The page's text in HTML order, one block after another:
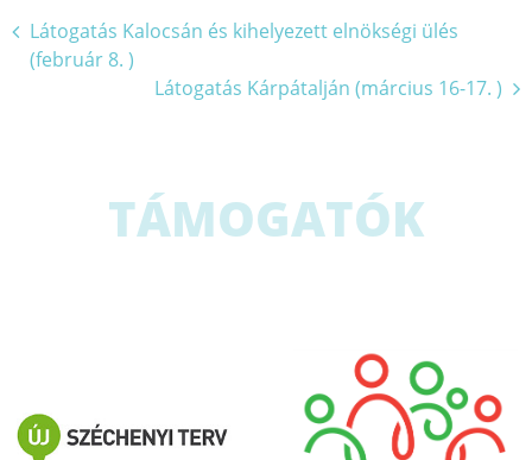
Bejegyzés
navigáció
Látogatás Kalocsán és kihelyezett elnökségi ülés
(február 8. )
Látogatás Kárpátalján (március 16-17. )
TÁMOGATÓK